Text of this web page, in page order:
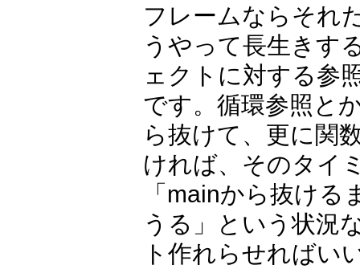
フレームならそれ
うやって長生きす
ェクトに対する参
です。循環参照と
ら抜けて、更に関
ければ、そのタイ
「mainから抜け
うる」という状況
ト作れらせればい